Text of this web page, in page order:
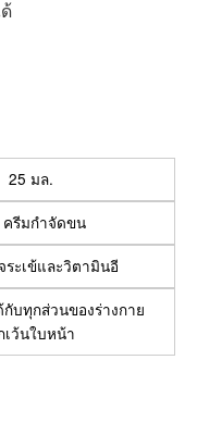
25 มล.
ครีมกำจัดขน
ระเข้และวิตามินอี
บทุกส่วนของร่างกาย
เว้นใบหน้า